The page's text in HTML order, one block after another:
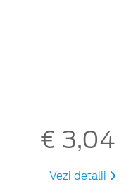
€ 3,04
Vezi detalii